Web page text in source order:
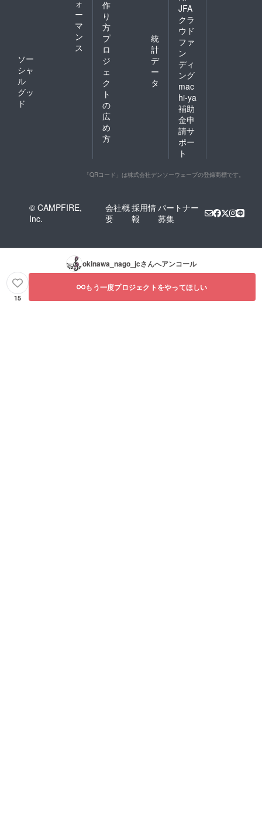
ォ
ー
マ
ン
ス
ソー
シャ
ル
グッ
ド
作
り
方
プ
ロ
ジ
ェ
ク
ト
の
広
め
方
統
計
デ
ー
タ
JFA
クラ
ウド
ファ
ン
ディ
ング
mac
hi-ya
補助
金申
請サ
ポー
ト
「QRコード」は株式会社デンソーウェーブの登録商標です。
© CAMPFIRE,
Inc.
会社概
要
採用情
報
パートナー
募集
okinawa_nago_jcさんへアンコール
15
もう一度プロジェクトをやってほしい